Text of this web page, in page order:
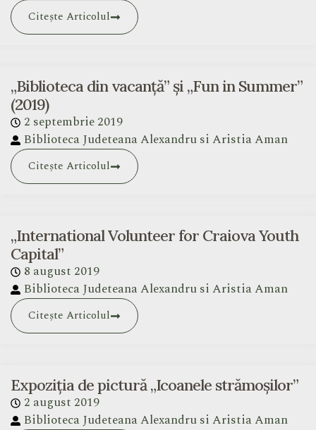
Citește Articolul
„Biblioteca din vacanță” și „Fun in Summer”
(2019)
2 septembrie 2019
Biblioteca Judeteana Alexandru si Aristia Aman
Citește Articolul
„International Volunteer for Craiova Youth
Capital”
8 august 2019
Biblioteca Judeteana Alexandru si Aristia Aman
Citește Articolul
Expoziția de pictură „Icoanele strămoșilor”
2 august 2019
Biblioteca Judeteana Alexandru si Aristia Aman